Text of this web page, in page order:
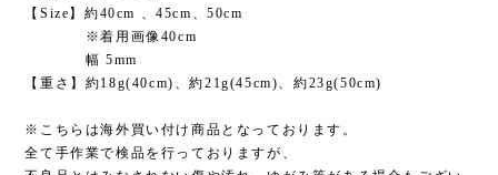
【Size】約40cm 、45cm、50cm
※着用画像40cm
幅 5mm
【重さ】約18g(40cm)、約21g(45cm)、約23g(50cm)
※こちらは海外買い付け商品となっております。
全て手作業で検品を行っておりますが、